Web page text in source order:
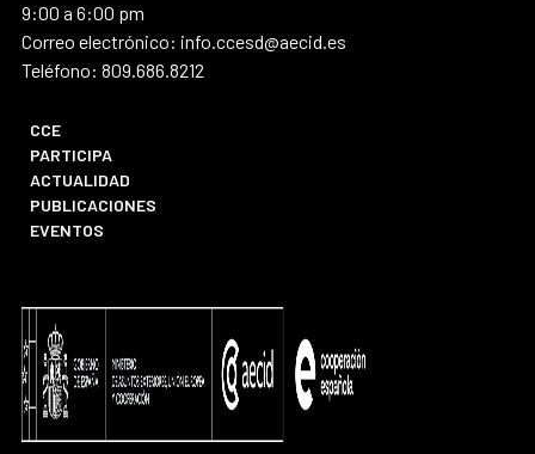
9:00 a 6:00 pm
Correo electrónico: info.ccesd@aecid.es
Teléfono: 809.686.8212
CCE
PARTICIPA
ACTUALIDAD
PUBLICACIONES
EVENTOS